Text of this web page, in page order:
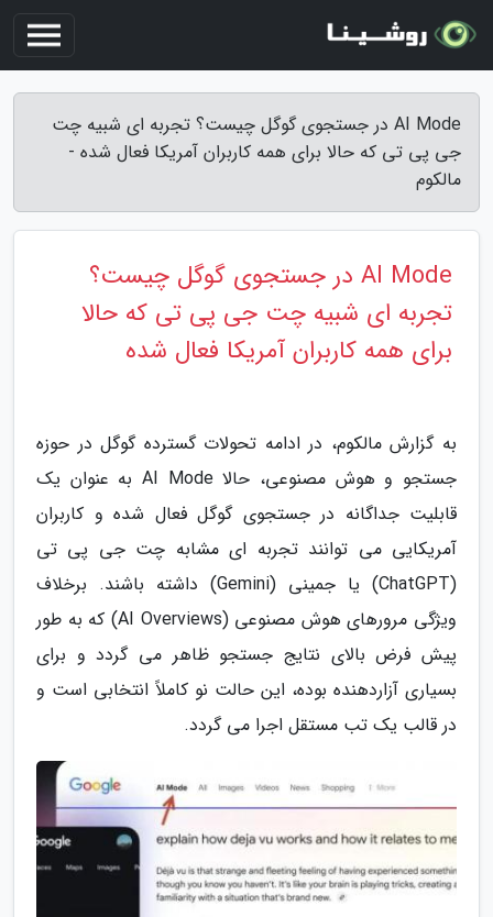
AI Mode در جستجوی گوگل چیست؟ تجربه ای شبیه چت
جی پی تی که حالا برای همه کاربران آمریکا فعال شده -
مالکوم
AI Mode در جستجوی گوگل چیست؟
تجربه ای شبیه چت جی پی تی که حالا
برای همه کاربران آمریکا فعال شده
به گزارش مالکوم، در ادامه تحولات گسترده گوگل در حوزه
جستجو و هوش مصنوعی، حالا AI Mode به عنوان یک
قابلیت جداگانه در جستجوی گوگل فعال شده و کاربران
آمریکایی می توانند تجربه ای مشابه چت جی پی تی
(ChatGPT) یا جمینی (Gemini) داشته باشند. برخلاف
ویژگی مرورهای هوش مصنوعی (AI Overviews) که به طور
پیش فرض بالای نتایج جستجو ظاهر می گردد و برای
بسیاری آزاردهنده بوده، این حالت نو کاملاً انتخابی است و
در قالب یک تب مستقل اجرا می گردد.